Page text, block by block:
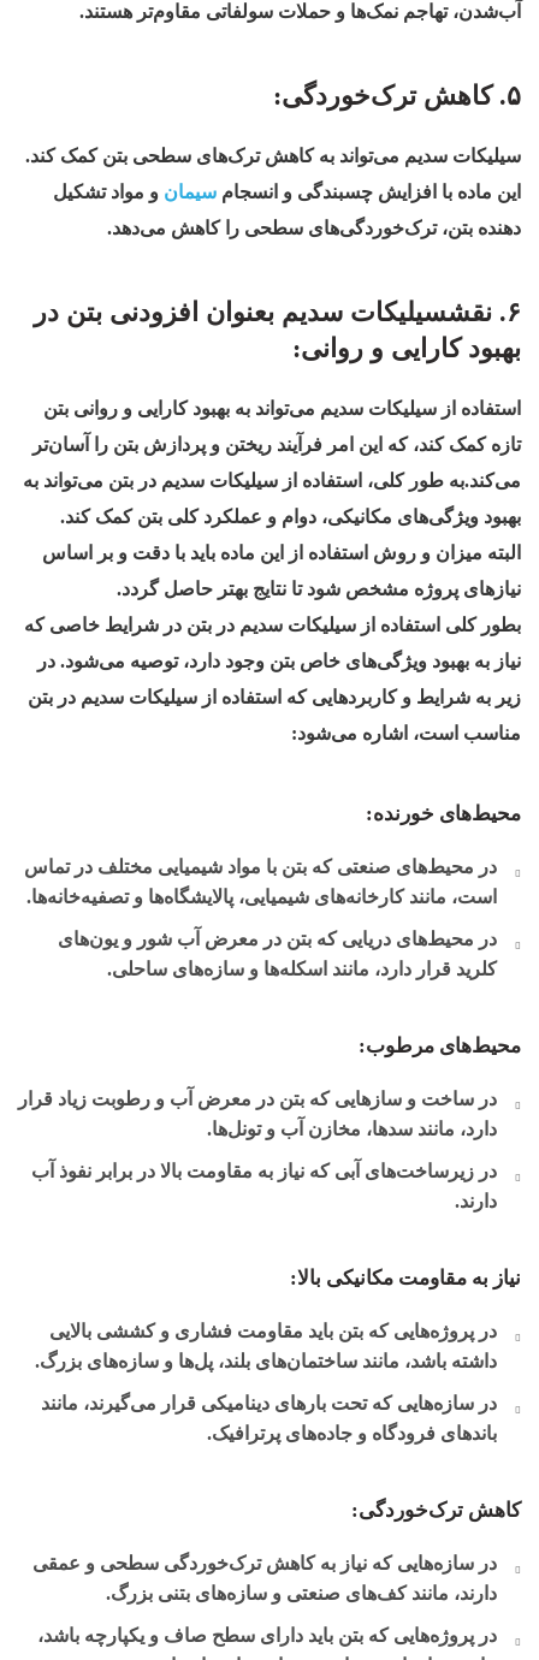
آب‌شدن، تهاجم نمک‌ها و حملات سولفاتی مقاوم‌تر هستند.
۵. کاهش ترک‌خوردگی:
سیلیکات سدیم می‌تواند به کاهش ترک‌های سطحی بتن کمک کند.
این ماده با افزایش چسبندگی و انسجام سیمان و مواد تشکیل
دهنده بتن، ترک‌خوردگی‌های سطحی را کاهش می‌دهد.
۶. نقشسیلیکات سدیم بعنوان افزودنی بتن در
بهبود کارایی و روانی:
استفاده از سیلیکات سدیم می‌تواند به بهبود کارایی و روانی بتن
تازه کمک کند، که این امر فرآیند ریختن و پردازش بتن را آسان‌تر
می‌کند.به طور کلی، استفاده از سیلیکات سدیم در بتن می‌تواند به
بهبود ویژگی‌های مکانیکی، دوام و عملکرد کلی بتن کمک کند.
البته میزان و روش استفاده از این ماده باید با دقت و بر اساس
نیازهای پروژه مشخص شود تا نتایج بهتر حاصل گردد.
بطور کلی استفاده از سیلیکات سدیم در بتن در شرایط خاصی که
نیاز به بهبود ویژگی‌های خاص بتن وجود دارد، توصیه می‌شود. در
زیر به شرایط و کاربردهایی که استفاده از سیلیکات سدیم در بتن
مناسب است، اشاره می‌شود:
محیط‌های خورنده:
در محیط‌های صنعتی که بتن با مواد شیمیایی مختلف در تماس
است، مانند کارخانه‌های شیمیایی، پالایشگاه‌ها و تصفیه‌خانه‌ها.
در محیط‌های دریایی که بتن در معرض آب شور و یون‌های
کلرید قرار دارد، مانند اسکله‌ها و سازه‌های ساحلی.
محیط‌های مرطوب:
در ساخت و سازهایی که بتن در معرض آب و رطوبت زیاد قرار
دارد، مانند سدها، مخازن آب و تونل‌ها.
در زیرساخت‌های آبی که نیاز به مقاومت بالا در برابر نفوذ آب
دارند.
نیاز به مقاومت مکانیکی بالا:
در پروژه‌هایی که بتن باید مقاومت فشاری و کششی بالایی
داشته باشد، مانند ساختمان‌های بلند، پل‌ها و سازه‌های بزرگ.
در سازه‌هایی که تحت بارهای دینامیکی قرار می‌گیرند، مانند
باندهای فرودگاه و جاده‌های پرترافیک.
کاهش ترک‌خوردگی:
در سازه‌هایی که نیاز به کاهش ترک‌خوردگی سطحی و عمقی
دارند، مانند کف‌های صنعتی و سازه‌های بتنی بزرگ.
در پروژه‌هایی که بتن باید دارای سطح صاف و یکپارچه باشد،